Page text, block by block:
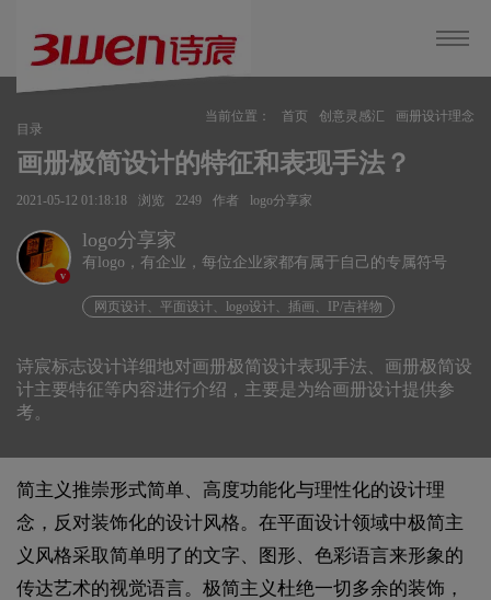
当前位置： 首页 创意灵感汇
画册设计理念
目录
画册极简设计的特征和表现手法？
2021-05-12 01:18:18 浏览 2249 作者 logo分享家
v
logo分享家
有logo，有企业，每位企业家都有属于自己的专属符号
网页设计、平面设计、logo设计、插画、IP/吉祥物
诗宸标志设计详细地对画册极简设计表现手法、画册极简设
计主要特征等内容进行介绍，主要是为给画册设计提供参
考。
简主义推崇形式简单、高度功能化与理性化的设计理
念，反对装饰化的设计风格。在平面设计领域中极简主
义风格采取简单明了的文字、图形、色彩语言来形象的
传达艺术的视觉语言。极简主义杜绝一切多余的装饰，